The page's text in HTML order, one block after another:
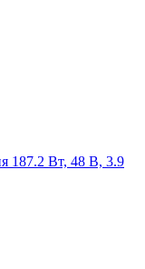
187.2 Вт, 48 В, 3.9